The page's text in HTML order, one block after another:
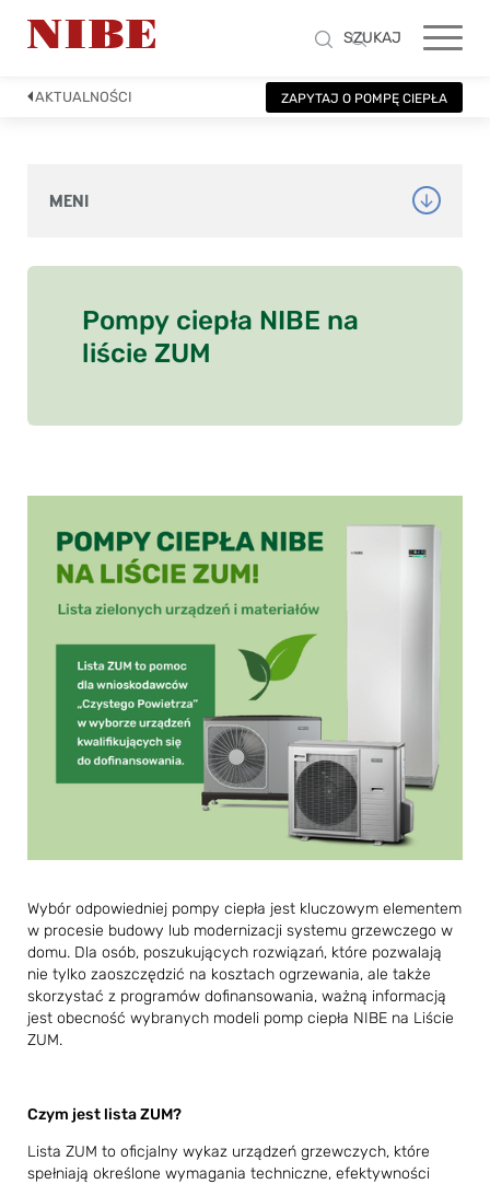
SZUKAJ
AKTUALNOŚCI ZAPYTAJ O POMPĘ CIEPŁA
MENI
Pompy ciepła NIBE na
liście ZUM
Wybór odpowiedniej pompy ciepła jest kluczowym elementem
w procesie budowy lub modernizacji systemu grzewczego w
domu. Dla osób, poszukujących rozwiązań, które pozwalają
nie tylko zaoszczędzić na kosztach ogrzewania, ale także
skorzystać z programów dofinansowania, ważną informacją
jest obecność wybranych modeli pomp ciepła NIBE na Liście
ZUM.
Czym jest lista ZUM?
Lista ZUM to oficjalny wykaz urządzeń grzewczych, które
spełniają określone wymagania techniczne, efektywności